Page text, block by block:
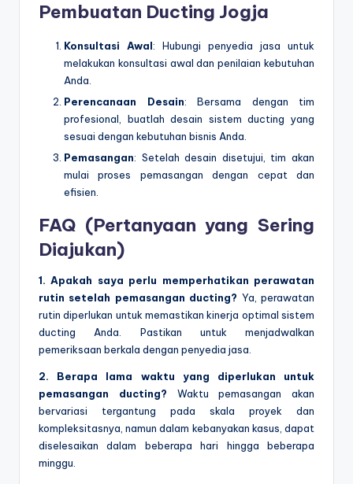
Pembuatan Ducting Jogja
Konsultasi Awal: Hubungi penyedia jasa untuk
melakukan konsultasi awal dan penilaian kebutuhan
Anda.
Perencanaan Desain: Bersama dengan tim
profesional, buatlah desain sistem ducting yang
sesuai dengan kebutuhan bisnis Anda.
Pemasangan: Setelah desain disetujui, tim akan
mulai proses pemasangan dengan cepat dan
efisien.
FAQ (Pertanyaan yang Sering
Diajukan)
1. Apakah saya perlu memperhatikan perawatan
rutin setelah pemasangan ducting? Ya, perawatan
rutin diperlukan untuk memastikan kinerja optimal sistem
ducting Anda. Pastikan untuk menjadwalkan
pemeriksaan berkala dengan penyedia jasa.
2. Berapa lama waktu yang diperlukan untuk
pemasangan ducting? Waktu pemasangan akan
bervariasi tergantung pada skala proyek dan
kompleksitasnya, namun dalam kebanyakan kasus, dapat
diselesaikan dalam beberapa hari hingga beberapa
minggu.